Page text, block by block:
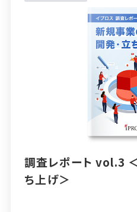
調査レポート vol.3
ち上げ＞